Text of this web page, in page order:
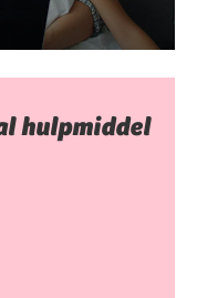
hulpmiddel